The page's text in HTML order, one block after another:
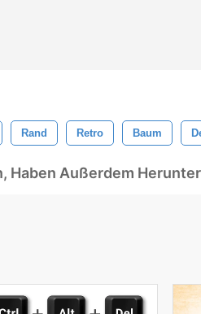
Rand Retro Baum
Haben Außerdem